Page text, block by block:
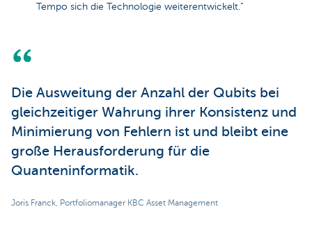
Tempo sich die Technologie weiterentwickelt.“
Die Ausweitung der Anzahl der Qubits bei
gleichzeitiger Wahrung ihrer Konsistenz und
Minimierung von Fehlern ist und bleibt eine
große Herausforderung für die
Quanteninformatik.
Joris Franck, Portfoliomanager KBC Asset Management